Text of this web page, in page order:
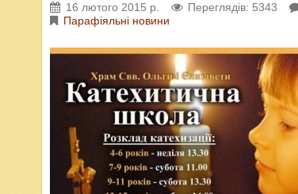
16 лютого 2015 р. Переглядів: 5343
Парафіяльні новини